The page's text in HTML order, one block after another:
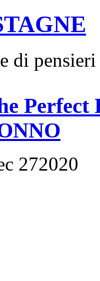
di pensieri
Perfect
272020